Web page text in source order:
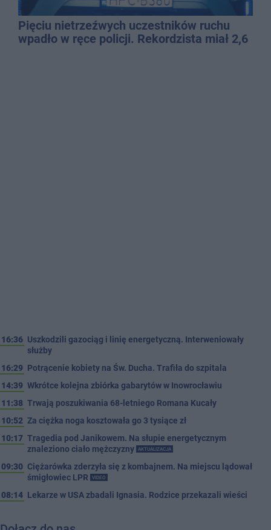
Pięciu nietrzeźwych uczestników ruchu
wpadło w ręce policji. Rekordzista miał 2,6
16:36 Uszkodzili gazociąg i linię energetyczną. Interweniowały
służby
16:29 Potrącenie kobiety na Św. Ducha. Trafiła do szpitala
14:39 Wkrótce kolejna zbiórka gabarytów w Inowrocławiu
11:38 Trwają poszukiwania 68-letniego Romana Kucały
10:52 Za ciężka noga kosztowała go 3 tysiące zł
10:17 Tragedia pod Janikowem. Na słupie energetycznym
znaleziono ciało mężczyzny
AKTUALIZACJA
09:30 Ciężarówka zderzyła się z kombajnem. Na miejscu lądował
śmigłowiec LPR
VIDEO
08:14 Lekarze w USA zbadali Ignasia. Rodzice przekazali wieści